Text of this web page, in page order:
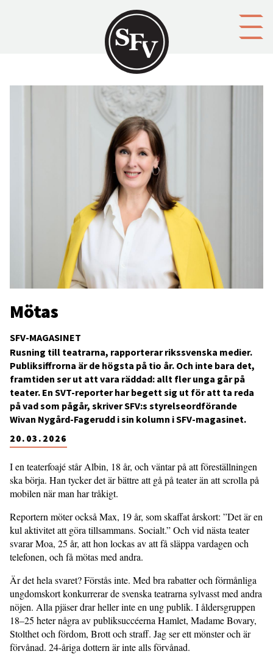
SFV-MAGASINET
Mötas
20.03.2026
Rusning till teatrarna, rapporterar rikssvenska medier.
Publiksiffrorna är de högsta på tio år. Och inte bara det,
framtiden ser ut att vara räddad: allt fler unga går på
teater. En SVT-reporter har begett sig ut för att ta reda
på vad som pågår, skriver SFV:s styrelseordförande
Wivan Nygård-Fagerudd i sin kolumn i SFV-magasinet.
I en teaterfoajé står Albin, 18 år, och väntar på att föreställningen
ska börja. Han tycker det är bättre att gå på teater än att scrolla på
mobilen när man har tråkigt.
Reportern möter också Max, 19 år, som skaffat årskort: ”Det är en
kul aktivitet att göra tillsammans. Socialt.” Och vid nästa teater
svarar Moa, 25 år, att hon lockas av att få släppa vardagen och
telefonen, och få mötas med andra.
Är det hela svaret? Förstås inte. Med bra rabatter och förmånliga
ungdomskort konkurrerar de svenska teatrarna sylvasst med andra
nöjen. Alla pjäser drar heller inte en ung publik. I åldersgruppen
18–25 heter några av publiksuccéerna Hamlet, Madame Bovary,
Stolthet och fördom, Brott och straff. Jag ser ett mönster och är
förvånad. 24-åriga dottern är inte alls förvånad.